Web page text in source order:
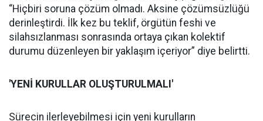
“Hiçbiri soruna çözüm olmadı. Aksine çözümsüzlüğü
derinleştirdi. İlk kez bu teklif, örgütün feshi ve
silahsızlanması sonrasında ortaya çıkan kolektif
durumu düzenleyen bir yaklaşım içeriyor” diye belirtti.
'YENİ KURULLAR OLUŞTURULMALI'
Sürecin ilerleyebilmesi için yeni kurulların